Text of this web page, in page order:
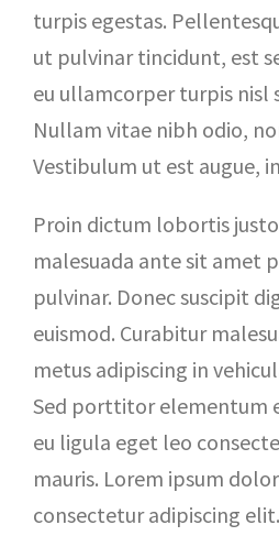
turpis egestas.
ut pulvinar tincidunt, est
eu ullamcorper turpis nisl
Nullam vitae nibh odio,
Vestibulum ut est augue,
Proin dictum lobortis
malesuada ante sit amet
pulvinar. Donec suscipit
euismod. Curabitur
metus adipiscing in
Sed porttitor elementum
eu ligula eget leo
mauris. Lorem ipsum
consectetur adipiscing elit.